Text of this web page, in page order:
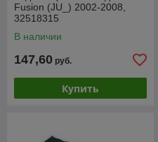
Fusion (JU_) 2002-2008,
32518315
В наличии
147,60 руб.
Купить